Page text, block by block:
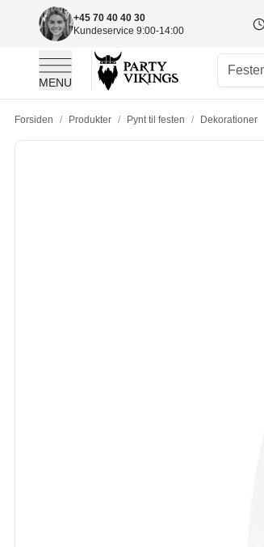
+45 70 40 40 30
Kundeservice 9:00-14:00
MENU
Forsiden / Produkter / Pynt til festen / Dekorationer